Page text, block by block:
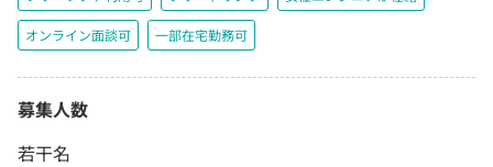
オンライン面談可 一部在宅勤務可
募集人数
若干名